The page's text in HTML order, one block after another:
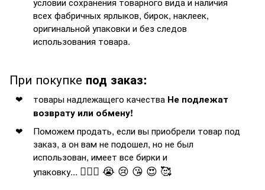
всех фабричных ярлыков, бирок, наклеек,
оригинальной упаковки и без следов
использования товара.
При покупке под заказ:
товары надлежащего качества Не подлежат
возврату или обмену!
Поможем продать, если вы приобрели товар под
заказ, а он вам не подошел, но не был
использован, имеет все бирки и
упаковку... 🤦🏻‍♂️ 😭 😢 😘 😍 🥰